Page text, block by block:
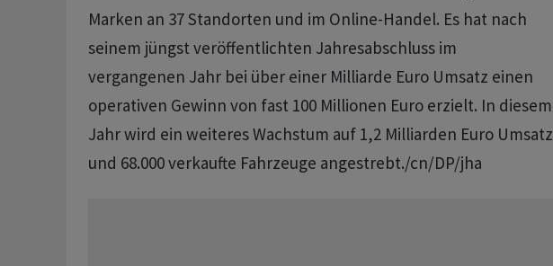
Marken an 37 Standorten und im Online-Handel. Es hat nach
seinem jüngst veröffentlichten Jahresabschluss im
vergangenen Jahr bei über einer Milliarde Euro Umsatz einen
operativen Gewinn von fast 100 Millionen Euro erzielt. In diesem
Jahr wird ein weiteres Wachstum auf 1,2 Milliarden Euro Umsatz
und 68.000 verkaufte Fahrzeuge angestrebt./cn/DP/jha